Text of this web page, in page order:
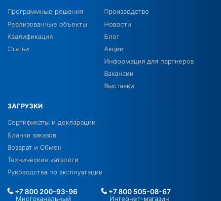
Программные решения
Реализованные объекты
Квалификация
Статьи
Производство
Новости
Блог
Акции
Информация для партнеров
Вакансии
Выставки
ЗАГРУЗКИ
Сертификаты и декларации
Бланки заказов
Возврат и Обмен
Технические каталоги
Руководства по эксплуатации
+7 800 200-93-96
Многоканальный
+7 800 505-08-67
Интернет-магазин